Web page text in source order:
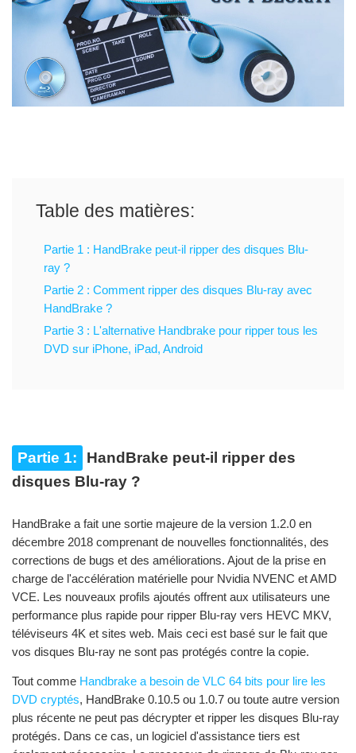
Table des matières:
Partie 1 : HandBrake peut-il ripper des disques Blu-
ray ?
Partie 2 : Comment ripper des disques Blu-ray avec
HandBrake ?
Partie 3 : L'alternative Handbrake pour ripper tous les
DVD sur iPhone, iPad, Android
Partie 1:
HandBrake peut-il ripper des
disques Blu-ray ?
HandBrake a fait une sortie majeure de la version 1.2.0 en
décembre 2018 comprenant de nouvelles fonctionnalités, des
corrections de bugs et des améliorations. Ajout de la prise en
charge de l'accélération matérielle pour Nvidia NVENC et AMD
VCE. Les nouveaux profils ajoutés offrent aux utilisateurs une
performance plus rapide pour ripper Blu-ray vers HEVC MKV,
téléviseurs 4K et sites web. Mais ceci est basé sur le fait que
vos disques Blu-ray ne sont pas protégés contre la copie.
Tout comme Handbrake a besoin de VLC 64 bits pour lire les
DVD cryptés, HandBrake 0.10.5 ou 1.0.7 ou toute autre version
plus récente ne peut pas décrypter et ripper les disques Blu-ray
protégés. Dans ce cas, un logiciel d'assistance tiers est